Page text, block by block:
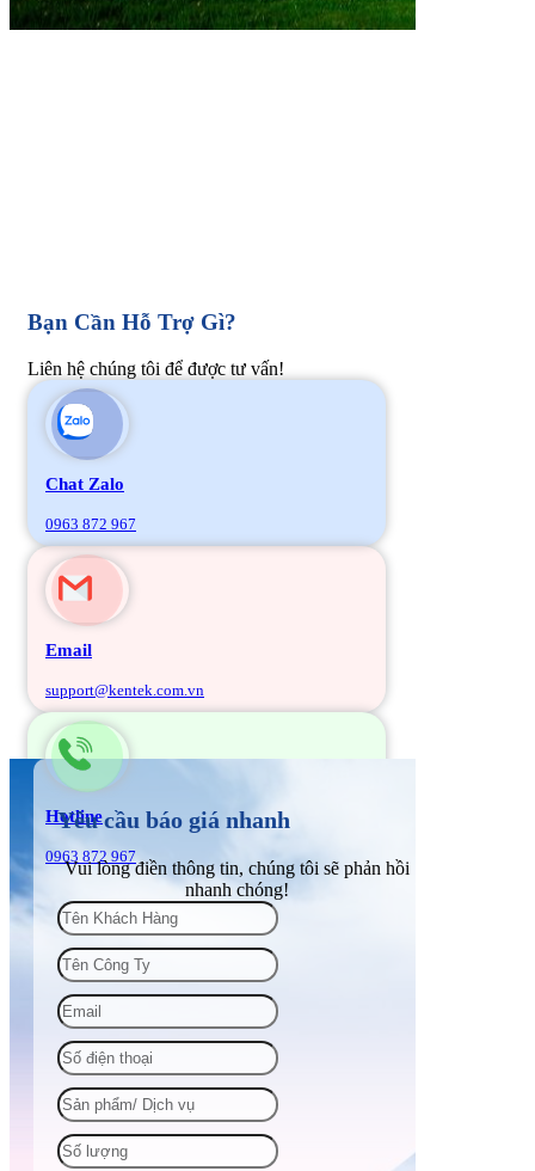
Bạn Cần Hỗ Trợ Gì?
Liên hệ chúng tôi để được tư vấn!
Chat Zalo
0963 872 967
Email
support@kentek.com.vn
Hotline
0963 872 967
Yêu cầu báo giá nhanh
Vui lòng điền thông tin, chúng tôi sẽ phản hồi
nhanh chóng!